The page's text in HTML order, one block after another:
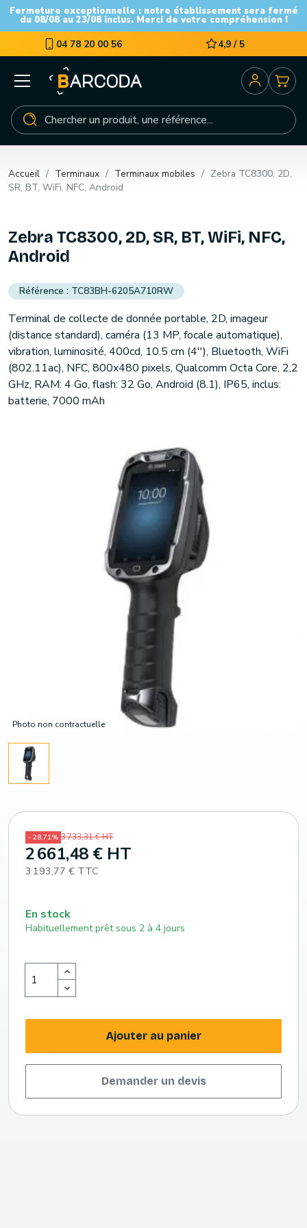
Fermeture exceptionnelle : notre établissement sera fermé
du 08/08 au 23/08 inclus. Merci de votre compréhension !
04 78 20 00 56 4,9 / 5
Accueil Terminaux Terminaux mobiles
Zebra TC8300, 2D,
SR, BT, WiFi, NFC, Android
Photo non contractuelle
Zebra TC8300, 2D, SR, BT, WiFi, NFC,
Android
TC83BH-6205A710RW
Terminal de collecte de donnée portable, 2D, imageur
(distance standard), caméra (13 MP, focale automatique),
vibration, luminosité, 400cd, 10.5 cm (4''), Bluetooth, WiFi
(802.11ac), NFC, 800x480 pixels, Qualcomm Octa Core, 2,2
GHz, RAM: 4 Go, flash: 32 Go, Android (8.1), IP65, inclus:
batterie, 7000 mAh
- 28,71% 3 733,31 € HT
2 661,48 € HT
3 193,77 € TTC
En stock
Habituellement prêt sous 2 à 4 jours
Ajouter au panier
Demander un devis